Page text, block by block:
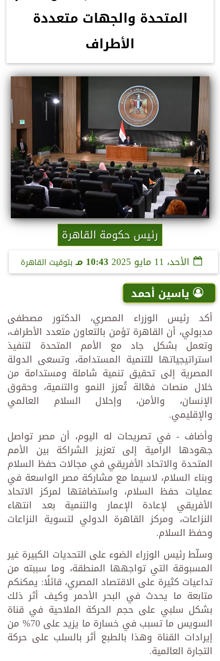
المتحدة والجهات متعددة
الأطراف
رئيس حكومة القاهرة
الأحد، 11 مايو 2025 10:43 مـ بتوقيت القاهرة
ياسين أحمد
أكد رئيس الوزراء المصري، الدكتور مصطفى
مدبولي، أن القاهرة تؤمن بالتعاون متعدد الأطراف،
وتعمل بشكل جاد مع الأمم المتحدة لتنفيذ
استراتيجياتها للتنمية المستدامة، وتسعى الدولة
المصرية إلى تحقيق تنمية شاملة ومستدامة من
خلال منصات فعّالة تُعزز النمو والتنمية، وحقوق
الإنسان، والأمن، وإحلال السلام العالمي
والإقليمي.
وأضاف - في تصريحات له اليوم، أن مصر تواصل
جهودها الرامية إلى تعزيز الشراكة بين الأمم
المتحدة والاتحاد الأفريقي في مجالات حفظ السلام
وبناء السلام، لاسيما مع مشاركة مصر الواسعة في
عمليات حفظ السلام، واستضافتها لمركز الاتحاد
الأفريقي لإعادة الإعمار والتنمية بعد انتهاء
النزاعات، ومركز القاهرة الدولي لتسوية النزاعات
وحفظ السلام.
وسلّط رئيس الوزراء الضوء على التحديات الكبيرة غير
المسبوقة التي تواجهها المنطقة، وما سببته من
تداعيات كثيرة على الاقتصاد المصري، قائلًا: يمكنكم
متابعة ما يحدث في البحر الأحمر وكيف أثر ذلك
بشكل سلبي على حجم الحركة الملاحية في قناة
السويس ما تسبب في خسارة ما يزيد على 70% من
إيرادات القناة وهذا بالطبع أثر بالسلب على حركة
التجارة العالمية.